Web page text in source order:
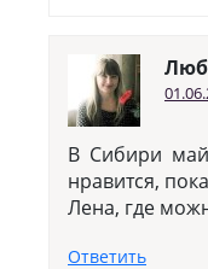
В Сибири
нравится,
Лена, где
Ответить